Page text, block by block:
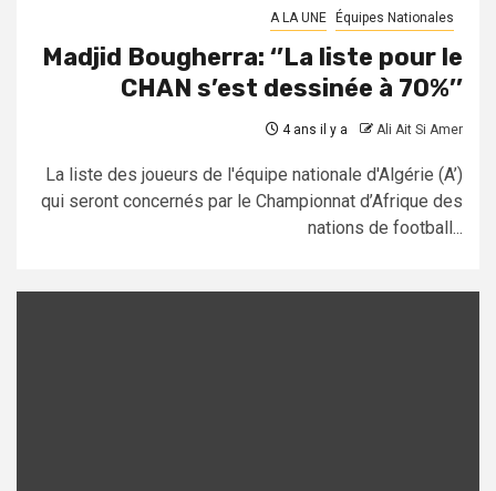
A LA UNE Équipes Nationales
Madjid Bougherra: ‘’La liste pour le
CHAN s’est dessinée à 70%’’
4 ans il y a Ali Ait Si Amer
La liste des joueurs de l'équipe nationale d'Algérie (A’)
qui seront concernés par le Championnat d’Afrique des
nations de football...